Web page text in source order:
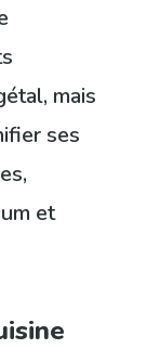
mais
ses
et